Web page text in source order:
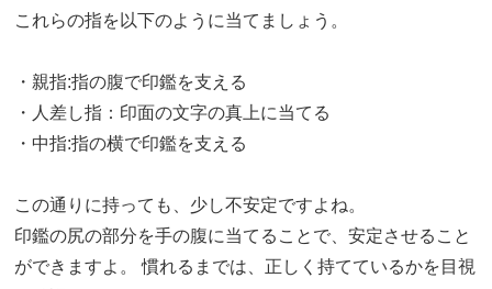
これらの指を以下のように当てましょう。
・親指:指の腹で印鑑を支える
・人差し指：印面の文字の真上に当てる
・中指:指の横で印鑑を支える
この通りに持っても、少し不安定ですよね。
印鑑の尻の部分を手の腹に当てることで、安定させること
ができますよ。 慣れるまでは、正しく持てているかを目視